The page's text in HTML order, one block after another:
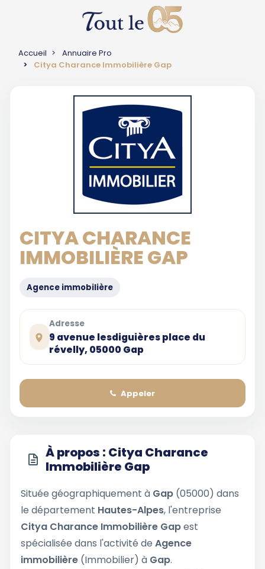
Accueil
Annuaire Pro
Citya Charance Immobilière Gap
CITYA CHARANCE
IMMOBILIÈRE GAP
Agence immobilière
Adresse
9 avenue lesdiguières place du
révelly, 05000 Gap
Appeler
À propos : Citya Charance
Immobilière Gap
Située géographiquement à Gap (05000) dans
le département Hautes-Alpes, l'entreprise
Citya Charance Immobilière Gapest
spécialisée dans l'activité de Agence
immobilière (Immobilier) à Gap.